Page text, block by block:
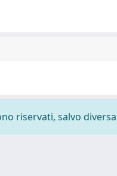
riservati, salvo